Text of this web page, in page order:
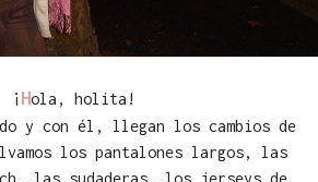
¡ Hola, holita!
y con él, llegan los cambios de
los pantalones largos, las
las sudaderas, los jerseys de